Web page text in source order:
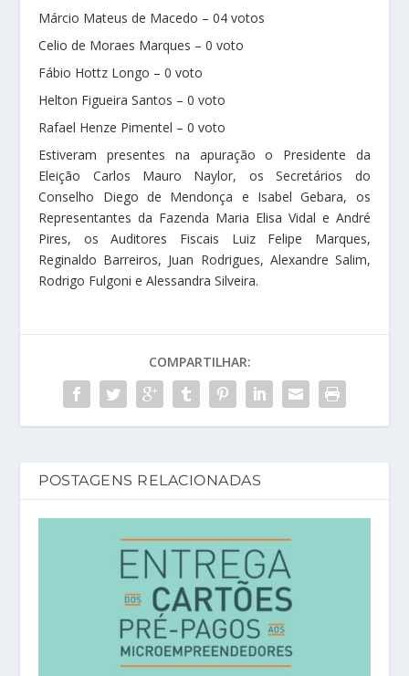
Márcio Mateus de Macedo – 04 votos
Celio de Moraes Marques – 0 voto
Fábio Hottz Longo – 0 voto
Helton Figueira Santos – 0 voto
Rafael Henze Pimentel – 0 voto
Estiveram presentes na apuração o Presidente da
Eleição Carlos Mauro Naylor, os Secretários do
Conselho Diego de Mendonça e Isabel Gebara, os
Representantes da Fazenda Maria Elisa Vidal e André
Pires, os Auditores Fiscais Luiz Felipe Marques,
Reginaldo Barreiros, Juan Rodrigues, Alexandre Salim,
Rodrigo Fulgoni e Alessandra Silveira.
COMPARTILHAR:
POSTAGENS RELACIONADAS